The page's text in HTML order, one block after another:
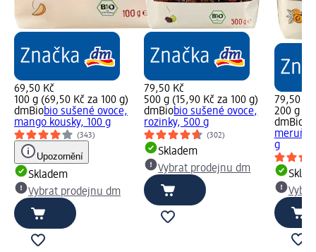
69,50 Kč
100 g (69,50 Kč za 100 g)
dmBiobio sušené ovoce,
mango kousky, 100 g
(343)
Upozornění
Skladem
Vybrat prodejnu dm
79,50 Kč
500 g (15,90 Kč za 100 g)
dmBiobio sušené ovoce,
rozinky, 500 g
(302)
Skladem
Vybrat prodejnu dm
79,50 Kč
200 g
dmBio
g